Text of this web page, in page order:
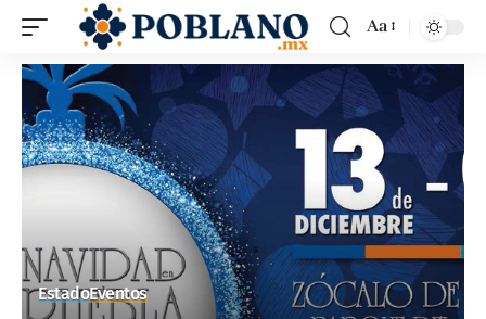
Aa
EstadoEventos